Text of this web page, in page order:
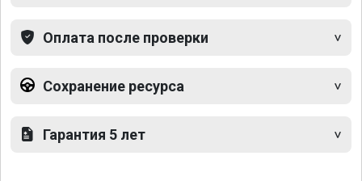
Оплата после проверки
Сохранение ресурса
Гарантия 5 лет